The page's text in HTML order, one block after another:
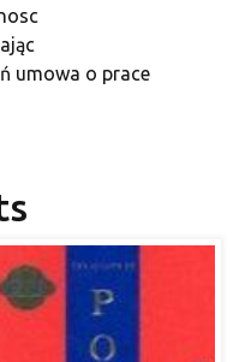
umowa o prace